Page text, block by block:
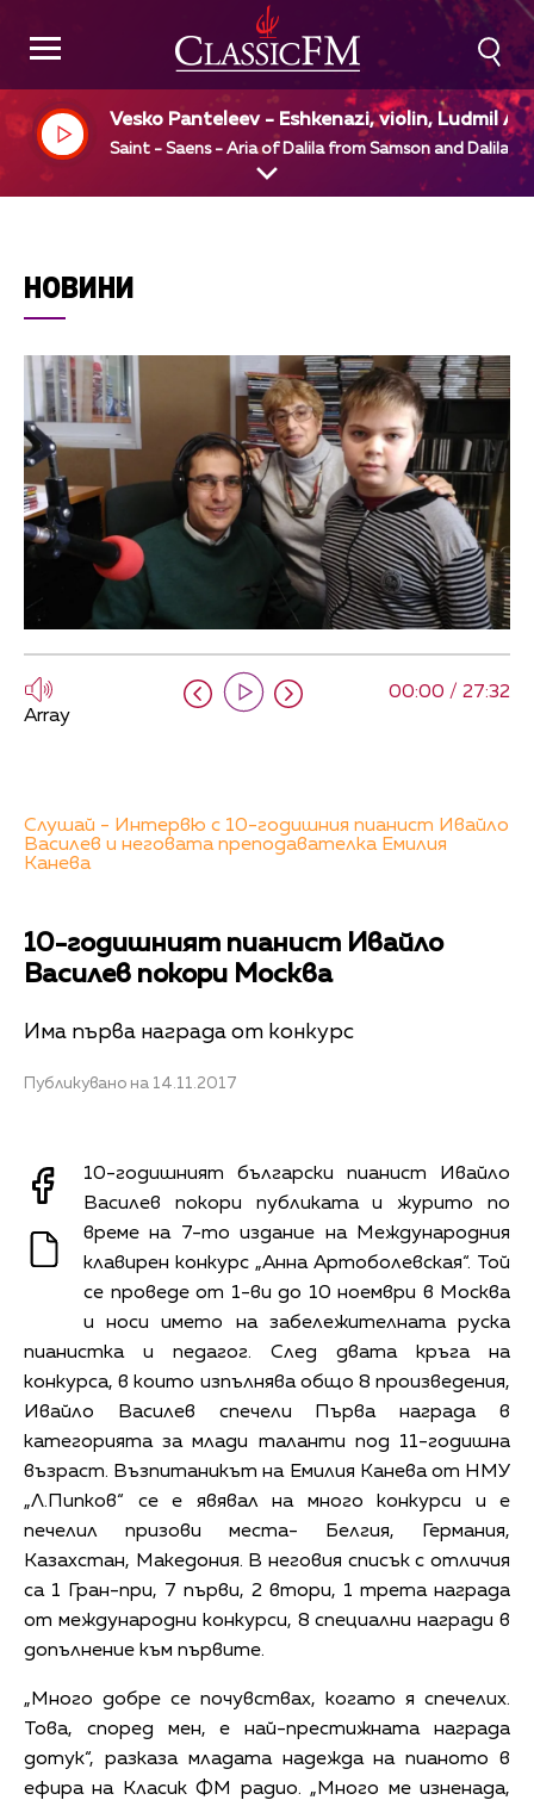
Vesko Panteleev - Eshkenazi, violin, Ludmil
elov, piano
Saint - Saens - Aria of Dalila from Samson and Dalila
НОВИНИ
00:00 / 27:32
Array
Слушай - Интервю с 10-годишния пианист Ивайло
Василев и неговата преподавателка Емилия
Канева
10-годишният пианист Ивайло
Василев покори Москва
Има първа награда от конкурс
Публикувано на 14.11.2017
10-годишният български пианист Ивайло
Василев покори публиката и журито по
време на 7-то издание на Международния
клавирен конкурс „Анна Артоболевская“. Той
се проведе от 1-ви до 10 ноември в Москва
и носи името на забележителната руска
пианистка и педагог. След двата кръга на
конкурса, в които изпълнява общо 8 произведения,
Ивайло Василев спечели Първа награда в
категорията за млади таланти под 11-годишна
възраст. Възпитаникът на Емилия Канева от НМУ
„Л.Пипков“ се е явявал на много конкурси и е
печелил призови места- Белгия, Германия,
Казахстан, Македония. В неговия списък с отличия
са 1 Гран-при, 7 първи, 2 втори, 1 трета награда
от международни конкурси, 8 специални награди в
допълнение към първите.
„Много добре се почувствах, когато я спечелих.
Това, според мен, е най-престижната награда
дотук“, разказа младата надежда на пианото в
ефира на Класик ФМ радио. „Много ме изненада,